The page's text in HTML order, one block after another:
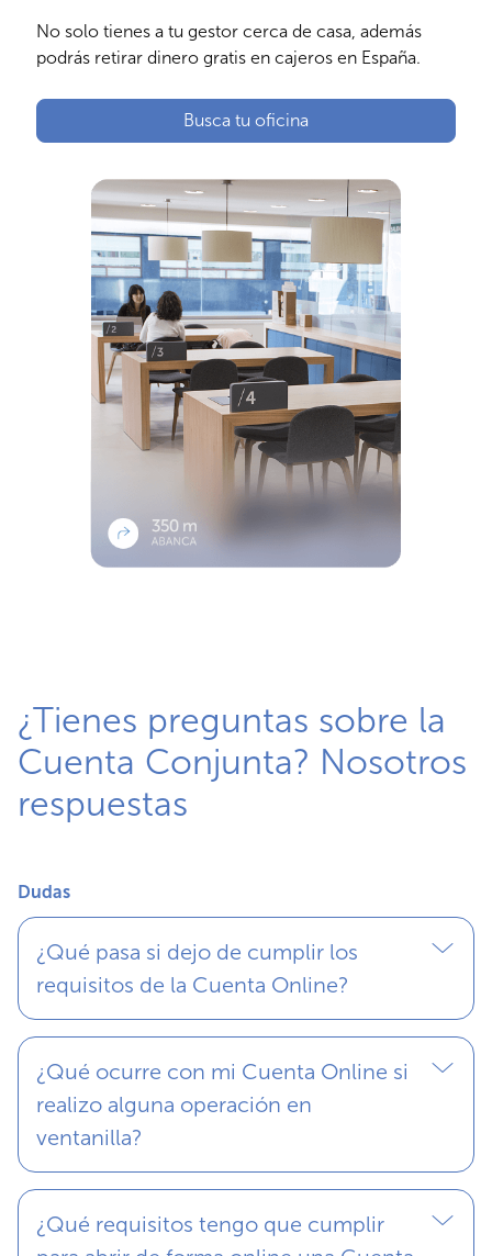
No solo tienes a tu gestor cerca de casa, además
podrás retirar dinero gratis en cajeros en España.
Busca tu oficina
¿Tienes preguntas sobre la
Cuenta Conjunta? Nosotros
respuestas
Dudas
¿Qué pasa si dejo de cumplir los
requisitos de la Cuenta Online?
¿Qué ocurre con mi Cuenta Online si
realizo alguna operación en
ventanilla?
¿Qué requisitos tengo que cumplir